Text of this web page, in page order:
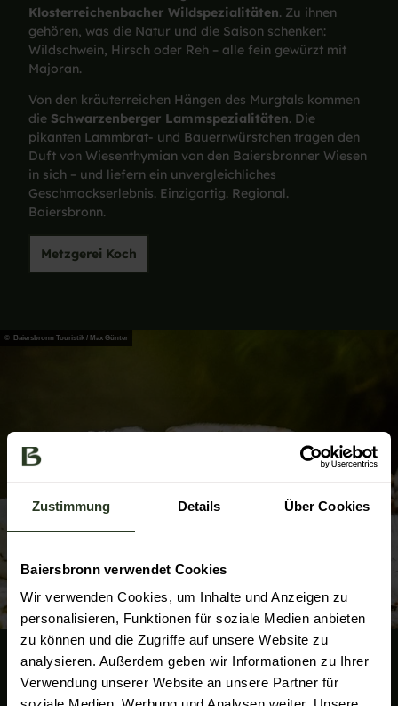
Zustimmung Details Über Cookies
Baiersbronn verwendet Cookies
Wir verwenden Cookies, um Inhalte und Anzeigen zu
personalisieren, Funktionen für soziale Medien anbieten
zu können und die Zugriffe auf unsere Website zu
analysieren. Außerdem geben wir Informationen zu Ihrer
Verwendung unserer Website an unsere Partner für
Klosterreichenbacher Wildspezialitäten. Zu ihnen
gehören, was die Natur und die Saison schenken:
Wildschwein, Hirsch oder Reh – alle fein gewürzt mit
Majoran.
Von den kräuterreichen Hängen des Murgtals kommen
die Schwarzenberger Lammspezialitäten. Die
pikanten Lammbrat- und Bauernwürstchen tragen den
Duft von Wiesenthymian von den Baiersbronner Wiesen
in sich – und liefern ein unvergleichliches
Geschmackserlebnis. Einzigartig. Regional.
Baiersbronn.
Metzgerei Koch
© Baiersbronn Touristik / Max Günter